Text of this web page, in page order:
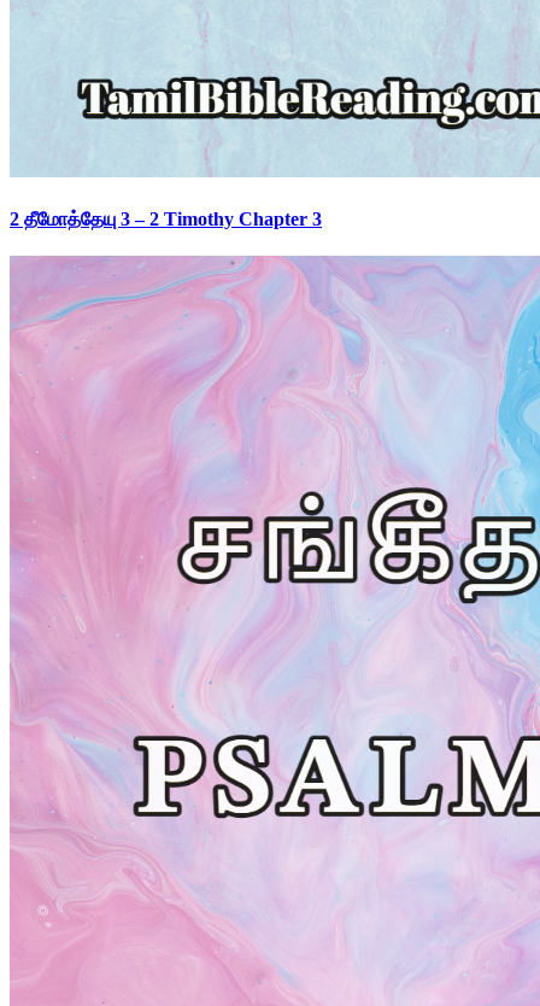
2 தீமோத்தேயு 3 – 2 Timothy Chapter 3